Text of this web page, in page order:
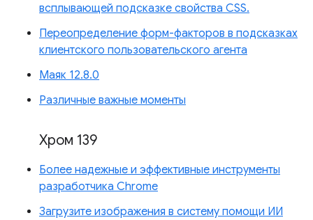
всплывающей подсказке свойства CSS.
Переопределение форм-факторов в подсказках
клиентского пользовательского агента
Маяк 12.8.0
Различные важные моменты
Хром 139
Более надежные и эффективные инструменты
разработчика Chrome
Загрузите изображения в систему помощи ИИ